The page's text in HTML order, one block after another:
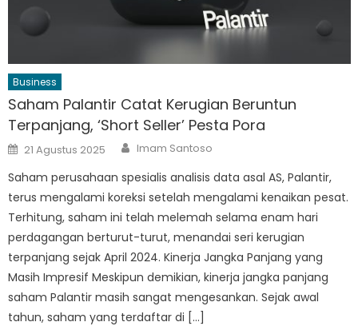
Business
Saham Palantir Catat Kerugian Beruntun
Terpanjang, ‘Short Seller’ Pesta Pora
Posted
on
21 Agustus 2025 Author
Imam Santoso
Saham perusahaan spesialis analisis data asal AS, Palantir,
terus mengalami koreksi setelah mengalami kenaikan pesat.
Terhitung, saham ini telah melemah selama enam hari
perdagangan berturut-turut, menandai seri kerugian
terpanjang sejak April 2024. Kinerja Jangka Panjang yang
Masih Impresif Meskipun demikian, kinerja jangka panjang
saham Palantir masih sangat mengesankan. Sejak awal
tahun, saham yang terdaftar di […]